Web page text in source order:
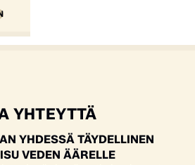
YHTEYTTÄ
YHDESSÄ TÄYDELLINEN
VEDEN ÄÄRELLE